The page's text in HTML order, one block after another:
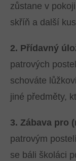
zůstane v
skříň a další
2. Přídavný
patrových
schováte
jiné předměty,
3. Zábava pro
patrovým
se báli školáci